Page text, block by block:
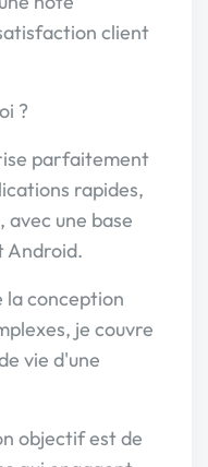
client
?
parfaitement
rapides,
une base
Android.
la conception
je couvre
vie d'une
objectif est de